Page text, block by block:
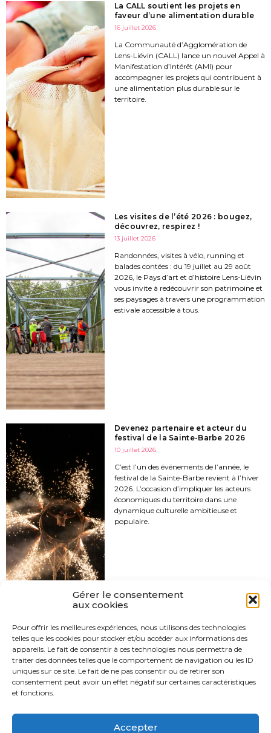
Gérer le consentement
aux cookies
Pour offrir les meilleures expériences, nous utilisons des technologies
telles que les cookies pour stocker et/ou accéder aux informations des
appareils. Le fait de consentir à ces technologies nous permettra de
traiter des données telles que le comportement de navigation ou les ID
uniques sur ce site. Le fait de ne pas consentir ou de retirer son
consentement peut avoir un effet négatif sur certaines caractéristiques
et fonctions.
Accepter
La CALL soutient les projets en
faveur d’une alimentation durable
16 juillet 2026
La Communauté d’Agglomération de
Lens-Liévin (CALL) lance un nouvel Appel à
Manifestation d’Intérêt (AMI) pour
accompagner les projets qui contribuent à
une alimentation plus durable sur le
territoire.
Les visites de l’été 2026 : bougez,
découvrez, respirez !
13 juillet 2026
Randonnées, visites à vélo, running et
balades contées : du 19 juillet au 29 août
2026, le Pays d’art et d’histoire Lens-Liévin
vous invite à redécouvrir son patrimoine et
ses paysages à travers une programmation
estivale accessible à tous.
Devenez partenaire et acteur du
festival de la Sainte-Barbe 2026
10 juillet 2026
C’est l’un des événements de l’année, le
festival de la Sainte-Barbe revient à l’hiver
2026. L’occasion d’impliquer les acteurs
économiques du territoire dans une
dynamique culturelle ambitieuse et
populaire.